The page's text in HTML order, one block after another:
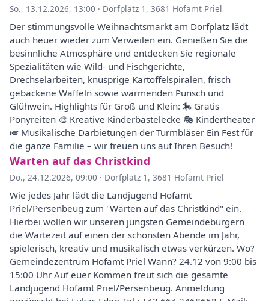
So., 13.12.2026, 13:00 · Dorfplatz 1, 3681 Hofamt Priel
Der stimmungsvolle Weihnachtsmarkt am Dorfplatz lädt
auch heuer wieder zum Verweilen ein. Genießen Sie die
besinnliche Atmosphäre und entdecken Sie regionale
Spezialitäten wie Wild- und Fischgerichte,
Drechselarbeiten, knusprige Kartoffelspiralen, frisch
gebackene Waffeln sowie wärmenden Punsch und
Glühwein. Highlights für Groß und Klein: 🎠 Gratis
Ponyreiten 🎨 Kreative Kinderbastelecke 🎭 Kindertheater
🎺 Musikalische Darbietungen der Turmbläser Ein Fest für
die ganze Familie – wir freuen uns auf Ihren Besuch!
Warten auf das Christkind
Do., 24.12.2026, 09:00 · Dorfplatz 1, 3681 Hofamt Priel
Wie jedes Jahr lädt die Landjugend Hofamt
Priel/Persenbeug zum "Warten auf das Christkind" ein.
Hierbei wollen wir unseren jüngsten Gemeindebürgern
die Wartezeit auf einen der schönsten Abende im Jahr,
spielerisch, kreativ und musikalisch etwas verkürzen. Wo?
Gemeindezentrum Hofamt Priel Wann? 24.12 von 9:00 bis
15:00 Uhr Auf euer Kommen freut sich die gesamte
Landjugend Hofamt Priel/Persenbeug. Anmeldung